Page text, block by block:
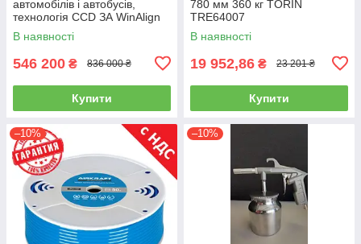
автомобілів і автобусів,
технологія CCD ЗА WinAlign
HUNTER WA510E-DSP740T
В наявності
546 200 ₴ 836 000 ₴
Купити
780 мм 360 кг TORIN
TRE64007
В наявності
19 952,86 ₴ 23 201 ₴
Купити
–10% –10%